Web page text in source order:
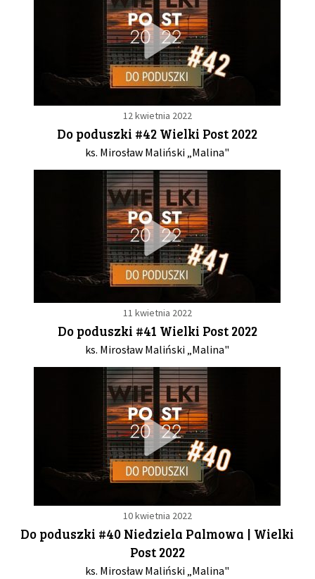
12 kwietnia 2022
Do poduszki #42 Wielki Post 2022
ks. Mirosław Maliński „Malina"
11 kwietnia 2022
Do poduszki #41 Wielki Post 2022
ks. Mirosław Maliński „Malina"
10 kwietnia 2022
Do poduszki #40 Niedziela Palmowa | Wielki
Post 2022
ks. Mirosław Maliński „Malina"